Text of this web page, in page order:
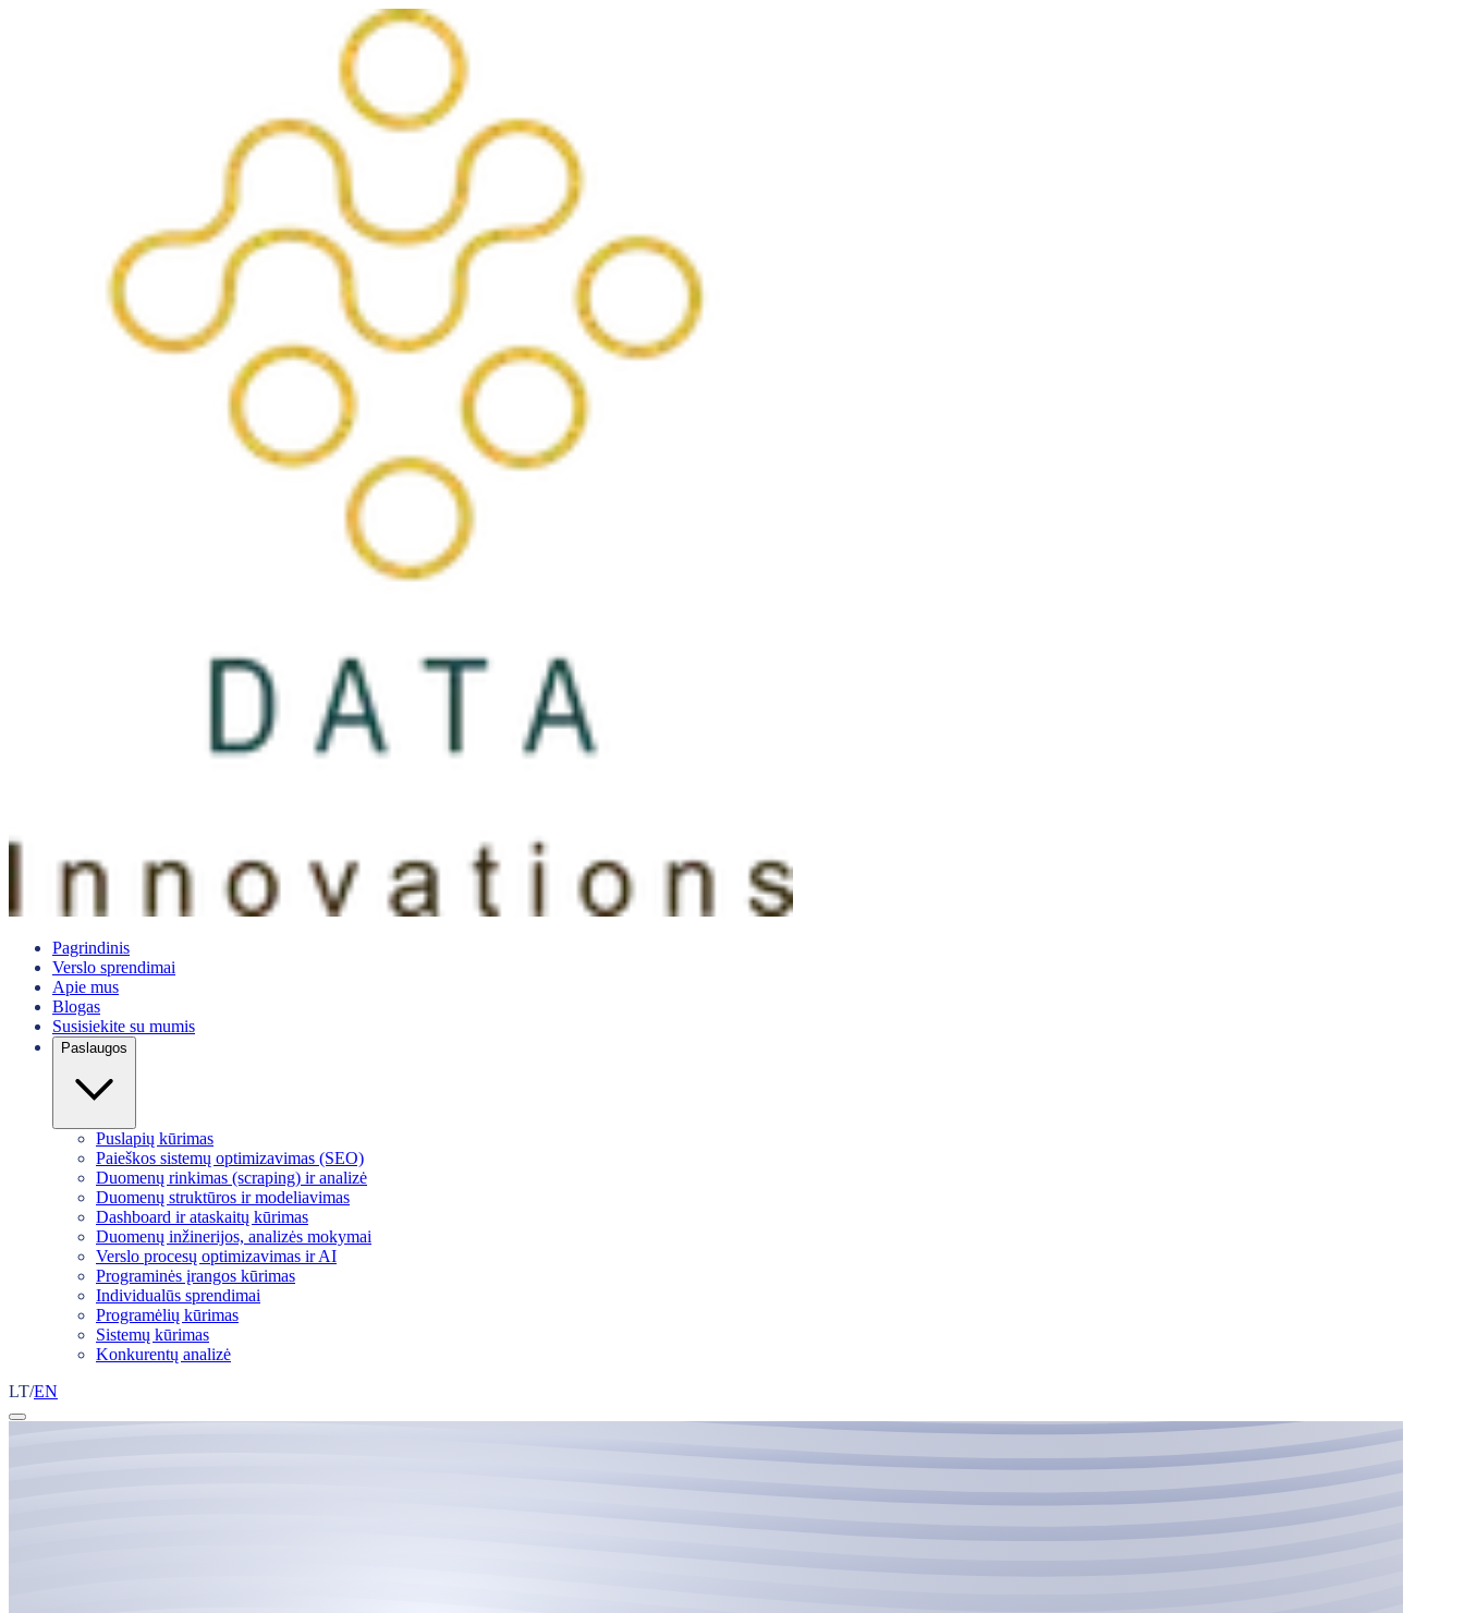
Pagrindinis
Verslo sprendimai
Apie mus
Blogas
Susisiekite su mumis
Paslaugos
Puslapių kūrimas
Paieškos sistemų optimizavimas (SEO)
Duomenų rinkimas (scraping) ir analizė
Duomenų struktūros ir modeliavimas
Dashboard ir ataskaitų kūrimas
Duomenų inžinerijos, analizės mokymai
Verslo procesų optimizavimas ir AI
Programinės įrangos kūrimas
Individualūs sprendimai
Programėlių kūrimas
Sistemų kūrimas
Konkurentų analizė
LT/EN